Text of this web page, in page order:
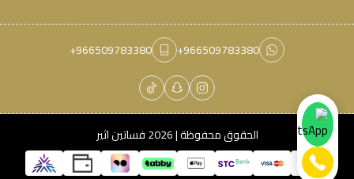
+966509783380
+966509783380
الحقوق محفوظة | 2026 فساتين اثير